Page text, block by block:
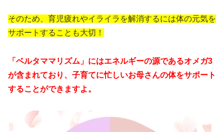
そのため、育児疲れやイライラを解消するには体の元気を
サポートすることも大切！
「ベルタママリズム」にはエネルギーの源であるオメガ3
が含まれており、子育てに忙しいお母さんの体をサポート
することができますよ。